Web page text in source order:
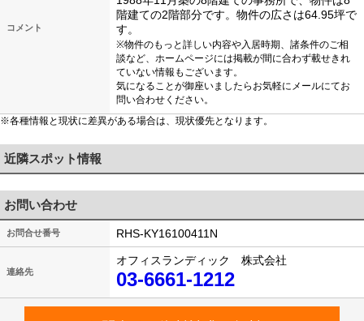
コメント
階建ての2階部分です。物件の広さは64.95坪で
す。
※物件のもっと詳しい内容や入居時期、諸条件のご相
談など、ホームページには掲載が間に合わず載せきれ
ていない情報もございます。
気になることが御座いましたらお気軽にメールにてお
問い合わせください。
※各種情報と現状に差異がある場合は、現状優先となります。
近隣スポット情報
お問い合わせ
お問合せ番号 RHS-KY16100411N
連絡先
オフィスランディック 株式会社
03-6661-1212